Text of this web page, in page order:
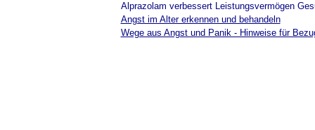
Alprazolam verbessert Leistungsvermögen
Angst im Alter erkennen und behandeln
Wege aus Angst und Panik - Hinweise für